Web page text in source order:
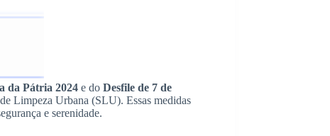
da Pátria 2024 e do Desfile de 7 de
Limpeza Urbana (SLU). Essas medidas
e serenidade.